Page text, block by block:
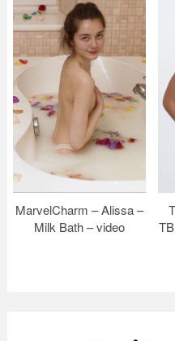
MarvelCharm – Alissa –
Milk Bath – video